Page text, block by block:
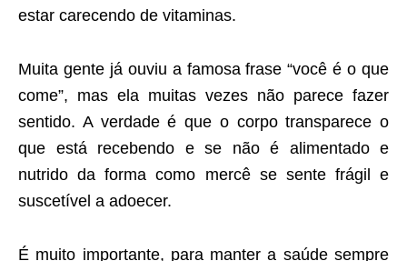
estar carecendo de vitaminas.
Muita gente já ouviu a famosa frase “você é o que
come”, mas ela muitas vezes não parece fazer
sentido. A verdade é que o corpo transparece o
que está recebendo e se não é alimentado e
nutrido da forma como mercê se sente frágil e
suscetível a adoecer.
É muito importante, para manter a saúde sempre